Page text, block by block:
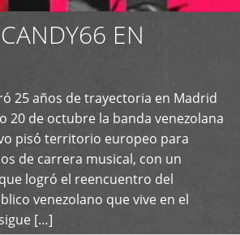
EN
25 años de trayectoria en Madrid
20 de octubre la banda venezolana
pisó territorio europeo para
de carrera musical, con un
logró el reencuentro del
venezolano que vive en el
[…]
+